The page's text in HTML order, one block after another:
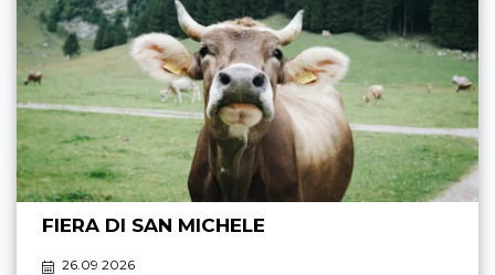
FIERA DI SAN MICHELE
26.09 2026